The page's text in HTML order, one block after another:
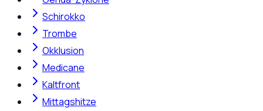
Schirokko
Trombe
Okklusion
Medicane
Kaltfront
Mittagshitze